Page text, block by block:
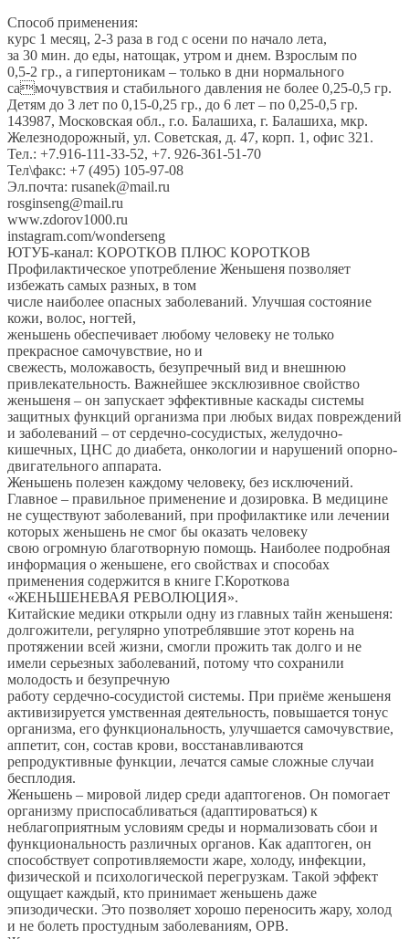
Способ применения:
курс 1 месяц, 2-3 раза в год с осени по начало лета,
за 30 мин. до еды, натощак, утром и днем. Взрослым по
0,5-2 гр., а гипертоникам – только в дни нормального
самочувствия и стабильного давления не более 0,25-0,5 гр.
Детям до 3 лет по 0,15-0,25 гр., до 6 лет – по 0,25-0,5 гр.
143987, Московская обл., г.o. Балашиха, г. Балашиха, мкр.
Железнодорожный, ул. Советская, д. 47, корп. 1, офис 321.
Тел.: +7.916-111-33-52, +7. 926-361-51-70
Тел\факс: +7 (495) 105-97-08
Эл.почта: rusanek@mail.ru
rosginseng@mail.ru
www.zdorov1000.ru
instagram.com/wonderseng
ЮТУБ-канал: КОРОТКОВ ПЛЮС КОРОТКОВ
Профилактическое употребление Женьшеня позволяет
избежать самых разных, в том
числе наиболее опасных заболеваний. Улучшая состояние
кожи, волос, ногтей,
женьшень обеспечивает любому человеку не только
прекрасное самочувствие, но и
свежесть, моложавость, безупречный вид и внешнюю
привлекательность. Важнейшее эксклюзивное свойство
женьшеня – он запускает эффективные каскады системы
защитных функций организма при любых видах повреждений
и заболеваний – от сердечно-сосудистых, желудочно-
кишечных, ЦНС до диабета, онкологии и нарушений опорно-
двигательного аппарата.
Женьшень полезен каждому человеку, без исключений.
Главное – правильное применение и дозировка. В медицине
не существуют заболеваний, при профилактике или лечении
которых женьшень не смог бы оказать человеку
свою огромную благотворную помощь. Наиболее подробная
информация о женьшене, его свойствах и способах
применения содержится в книге Г.Короткова
«ЖЕНЬШЕНЕВАЯ РЕВОЛЮЦИЯ».
Китайские медики открыли одну из главных тайн женьшеня:
долгожители, регулярно употреблявшие этот корень на
протяжении всей жизни, смогли прожить так долго и не
имели серьезных заболеваний, потому что сохранили
молодость и безупречную
работу сердечно-сосудистой системы. При приёме женьшеня
активизируется умственная деятельность, повышается тонус
организма, его функциональность, улучшается самочувствие,
аппетит, сон, состав крови, восстанавливаются
репродуктивные функции, лечатся самые сложные случаи
бесплодия.
Женьшень – мировой лидер среди адаптогенов. Он помогает
организму приспосабливаться (адаптироваться) к
неблагоприятным условиям среды и нормализовать сбои и
функциональность различных органов. Как адаптоген, он
способствует сопротивляемости жаре, холоду, инфекции,
физической и психологической перегрузкам. Такой эффект
ощущает каждый, кто принимает женьшень даже
эпизодически. Это позволяет хорошо переносить жару, холод
и не болеть простудным заболеваниям, ОРВ.